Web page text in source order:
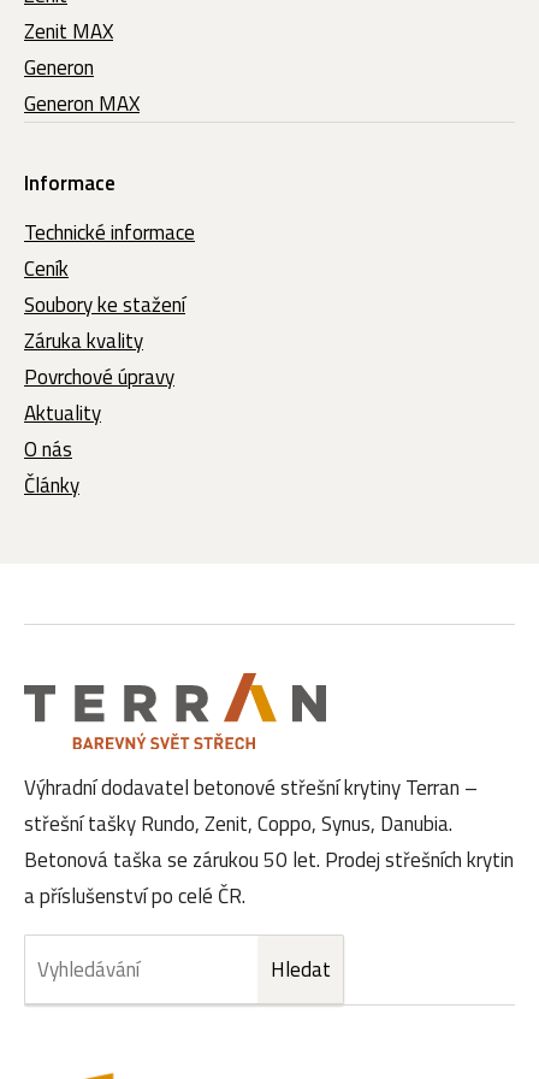
Zenit MAX
Generon
Generon MAX
Informace
Technické informace
Ceník
Soubory ke stažení
Záruka kvality
Povrchové úpravy
Aktuality
O nás
Články
Výhradní dodavatel betonové střešní krytiny Terran –
střešní tašky Rundo, Zenit, Coppo, Synus, Danubia.
Betonová taška se zárukou 50 let. Prodej střešních krytin
a příslušenství po celé ČR.